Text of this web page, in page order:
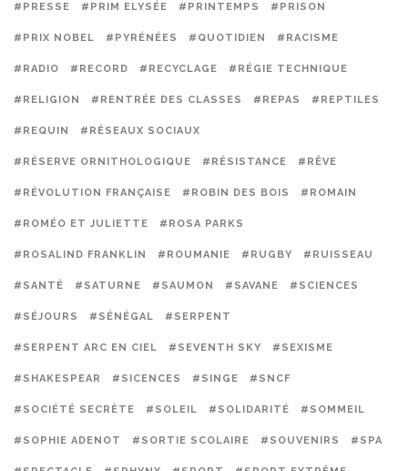
#PRESSE #PRIM ELYSÉE #PRINTEMPS #PRISON
#PRIX NOBEL #PYRÉNÉES #QUOTIDIEN #RACISME
#RADIO #RECORD #RECYCLAGE #RÉGIE TECHNIQUE
#RELIGION #RENTRÉE DES CLASSES #REPAS #REPTILES
#REQUIN #RÉSEAUX SOCIAUX
#RÉSERVE ORNITHOLOGIQUE #RÉSISTANCE #RÊVE
#RÉVOLUTION FRANÇAISE #ROBIN DES BOIS #ROMAIN
#ROMÉO ET JULIETTE #ROSA PARKS
#ROSALIND FRANKLIN #ROUMANIE #RUGBY #RUISSEAU
#SANTÉ #SATURNE #SAUMON #SAVANE #SCIENCES
#SÉJOURS #SÉNÉGAL #SERPENT
#SERPENT ARC EN CIEL #SEVENTH SKY #SEXISME
#SHAKESPEAR #SICENCES #SINGE #SNCF
#SOCIÉTÉ SECRÈTE #SOLEIL #SOLIDARITÉ #SOMMEIL
#SOPHIE ADENOT #SORTIE SCOLAIRE #SOUVENIRS #SPA